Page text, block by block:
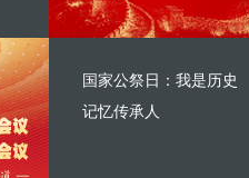
国家公祭日：我是历史
记忆传承人